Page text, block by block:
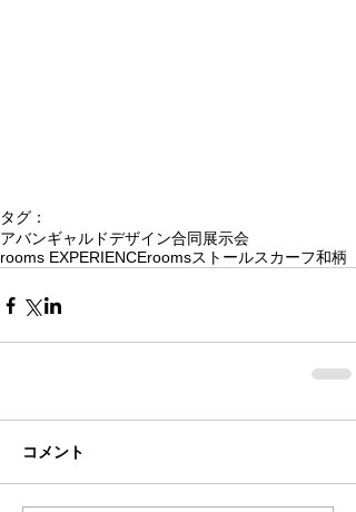
タグ：
アバンギャルドデザイン合同展示会
rooms EXPERIENCEroomsストールスカーフ和柄
コメント